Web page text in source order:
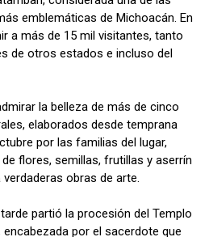
emblemáticas de Michoacán. En
a más de 15 mil visitantes, tanto
de otros estados e incluso del
la belleza de más de cinco
elaborados desde temprana
por las familias del lugar,
flores, semillas, frutillas y aserrín
obras de arte.
partió la procesión del Templo
por el sacerdote que